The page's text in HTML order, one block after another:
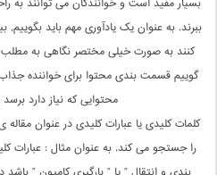
بسیار مفید است و خوانندگان می توانند به
ببرند. به عنوان یک یادآوری مهم باید
کنند به صورت خیلی مختصر نگاهی به
گوییم قسمت بندی محتوا برای خواننده
محتوایی که نیاز دارد
کلمات کلیدی یا عبارات کلیدی در عنوان
را جستجو می کند. به عنوان مثال : عبارات